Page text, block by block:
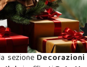
sezione